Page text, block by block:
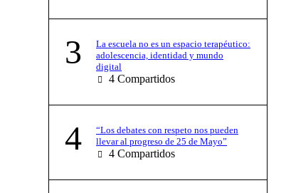
3
La escuela no es un espacio terapéutico:
adolescencia, identidad y mundo
digital
4 Compartidos
4
“Los debates con respeto nos pueden
llevar al progreso de 25 de Mayo”
4 Compartidos